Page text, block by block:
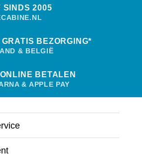
SINDS 2005
BEZORGING*
& BELGIË
BETALEN
& APPLE PAY